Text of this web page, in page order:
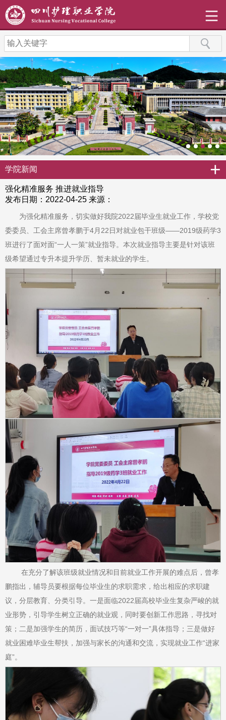
学院新闻 +
强化精准服务 推进就业指导
发布日期：2022-04-25 来源：
为强化精准服务，切实做好我院2022届毕业生就业工作，学校党
委委员、工会主席曾孝鹏于4月22日对就业包干班级——2019级药学3
班进行了面对面“一人一策”就业指导。本次就业指导主要是针对该班
级希望通过专升本提升学历、暂未就业的学生。
在充分了解该班级就业情况和目前就业工作开展的难点后，曾孝
鹏指出，辅导员要根据每位毕业生的求职需求，给出相应的求职建
议，分层教育、分类引导。一是面临2022届高校毕业生复杂严峻的就
业形势，引导学生树立正确的就业观，同时要创新工作思路，寻找对
策；二是加强学生的简历，面试技巧等“一对一”具体指导；三是做好
就业困难毕业生帮扶，加强与家长的沟通和交流，实现就业工作“进家
庭”。